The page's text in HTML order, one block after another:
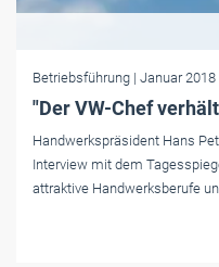
Betriebsführung | Januar 2018
"Der VW-Chef
Handwerkspräsident Hans
Interview mit dem
attraktive Handwerksberufe